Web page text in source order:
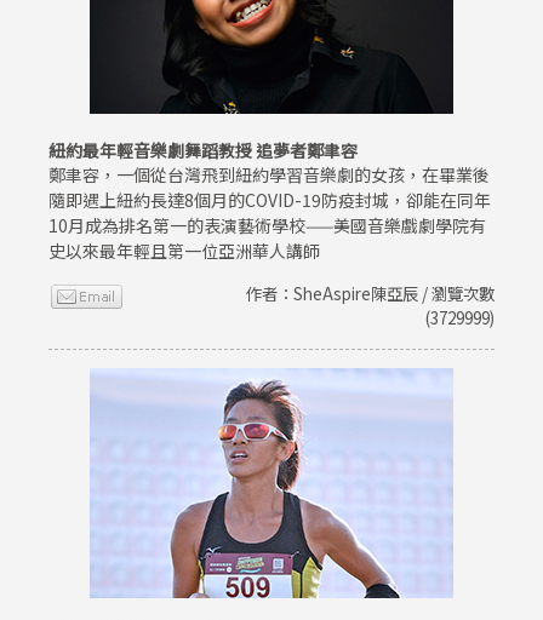
紐約最年輕音樂劇舞蹈教授 追夢者鄭聿容
鄭聿容，一個從台灣飛到紐約學習音樂劇的女孩，在畢業後
隨即遇上紐約長達8個月的COVID-19防疫封城，卻能在同年
10月成為排名第一的表演藝術學校——美國音樂戲劇學院有
史以來最年輕且第一位亞洲華人講師
作者：SheAspire陳亞辰 / 瀏覽次數
(3729999)